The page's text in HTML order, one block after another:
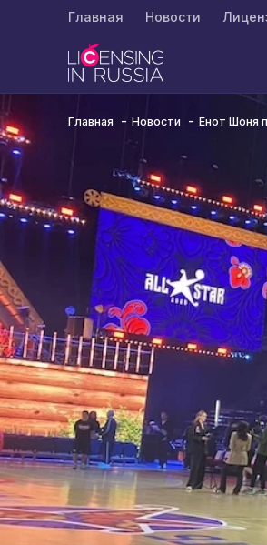
Главная Новости
Главная Новости Енот Шоня